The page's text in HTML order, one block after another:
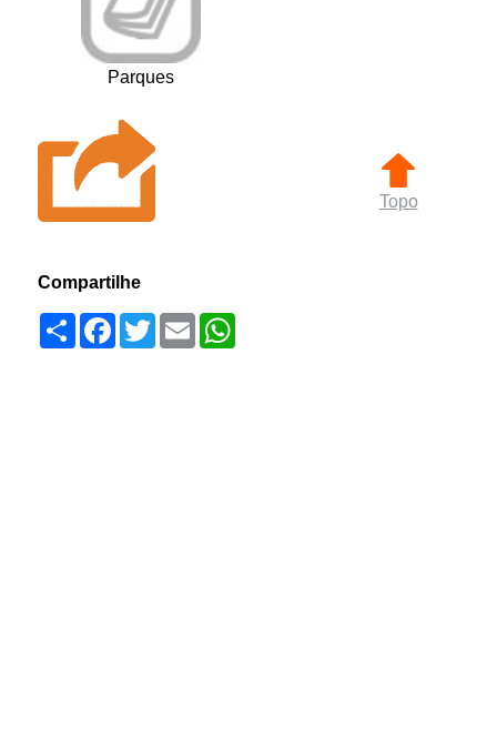
Parques
Topo
Compartilhe
Compartilhar
Facebook
TwitterEmail